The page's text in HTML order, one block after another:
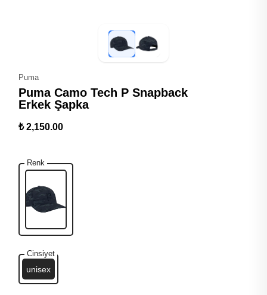
Puma
Puma Camo Tech P Snapback
Erkek Şapka
₺ 2,150.00
Renk
Cinsiyet
unisex